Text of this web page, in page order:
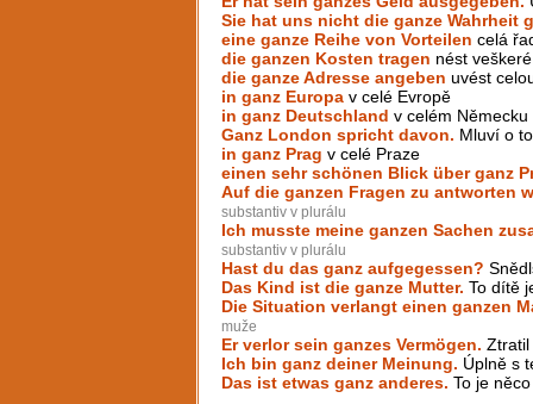
Sie hat uns nicht die ganze Wahrheit
eine ganze Reihe von Vorteilen celá
die ganzen Kosten tragen nést
die ganze Adresse angeben uvést
in ganz Europa v celé Evropě
in ganz Deutschland v celém Německu
Ganz London spricht davon. Mluví o
in ganz Prag v celé Praze
einen sehr schönen Blick über ganz
Auf die ganzen Fragen zu antworten
substantiv v plurálu
Ich musste meine ganzen Sachen
substantiv v plurálu
Hast du das ganz aufgegessen?
Das Kind ist die ganze Mutter. To dítě
Die Situation verlangt einen ganzen
muže
Er verlor sein ganzes Vermögen. Ztratil
Ich bin ganz deiner Meinung. Úplně s
Das ist etwas ganz anderes. To je